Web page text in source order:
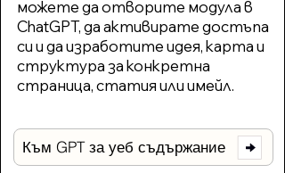
можете да отворите модула в
ChatGPT, да активирате достъпа
си и да изработите идея, карта и
структура за конкретна
страница, статия или имейл.
Към GPT за уеб съдържание